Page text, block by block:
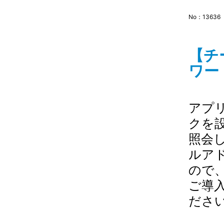
No：13636
【
ワ
アプ
クを
照会
ルア
ので
ご導
ださ